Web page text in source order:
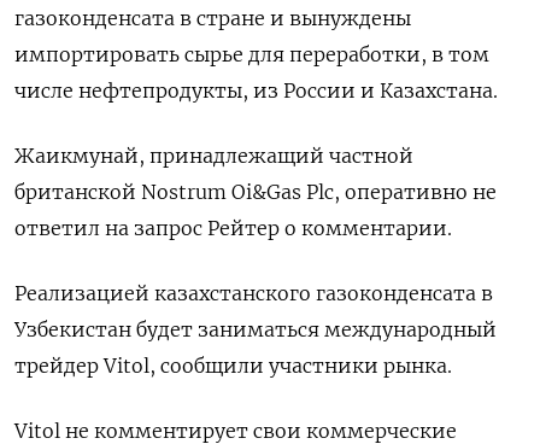
газоконденсата в стране и вынуждены
импортировать сырье для переработки, в том
числе нефтепродукты, из России и Казахстана.
Жаикмунай, принадлежащий частной
британской Nostrum Oi&Gas Plc, оперативно не
ответил на запрос Рейтер о комментарии.
Реализацией казахстанского газоконденсата в
Узбекистан будет заниматься международный
трейдер Vitol, сообщили участники рынка.
Vitol не комментирует свои коммерческие